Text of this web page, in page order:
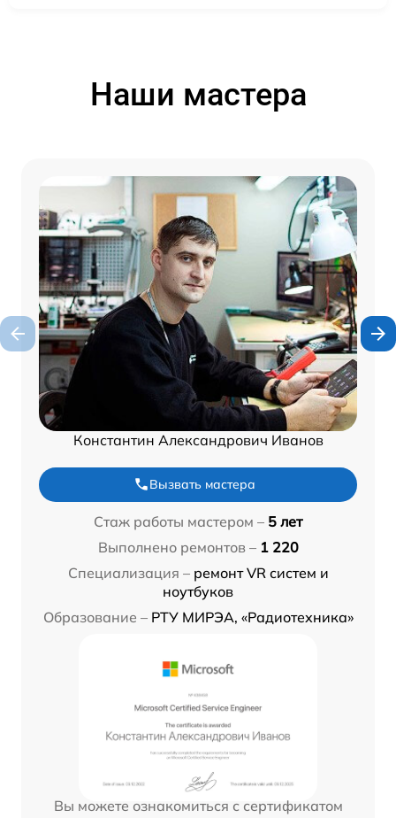
Наши мастера
Константин Александрович Иванов
Вызвать мастера
Стаж работы мастером – 5 лет
Выполнено ремонтов – 1 220
Специализация – ремонт VR систем и
ноутбуков
Образование – РТУ МИРЭА, «Радиотехника»
Вы можете ознакомиться с сертификатом